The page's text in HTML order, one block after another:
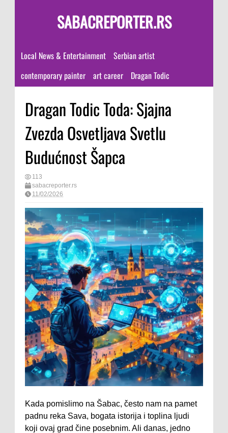
SABACREPORTER.RS
Local News & Entertainment
Serbian artist
contemporary painter
art career Dragan Todic
Dragan Todic Toda: Sjajna
Zvezda Osvetljava Svetlu
Budućnost Šapca
113
sabacreporter.rs
11/02/2026
Kada pomislimo na Šabac, često nam na pamet
padnu reka Sava, bogata istorija i toplina ljudi
koji ovaj grad čine posebnim. Ali danas, jedno